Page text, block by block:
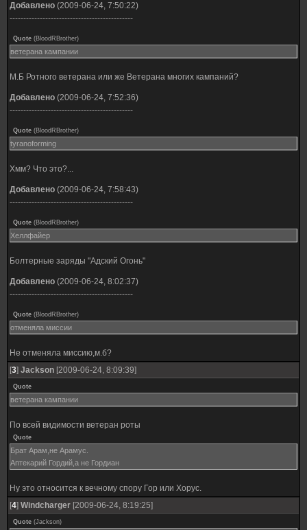
Добавлено (2009-06-24, 7:50:22)
---------------------------------------------
Quote (BloodRBrother)
ветерана кампании
М.Б Ротного ветерана или же Ветерана многих кампаний?
Добавлено (2009-06-24, 7:52:36)
---------------------------------------------
Quote (BloodRBrother)
tyranoforming
Хмм? Что это?...
Добавлено (2009-06-24, 7:58:43)
---------------------------------------------
Quote (BloodRBrother)
Хеллфайер
Болтерные заряды "Адский Огонь"
Добавлено (2009-06-24, 8:02:37)
---------------------------------------------
Quote (BloodRBrother)
отменяла миссии
Не отменяла миссию,м.б?
[3] Jackson [2009-06-24, 8:09:39]
Quote
ветерана кампании
По всей видимости ветеран роты
Quote
Брат Арам,не Арамус.
Аптекарий Гордий,а не Гордиан
Ну это относится к вечному спору Гор или Хорус.
[4] Windcharger [2009-06-24, 8:19:25]
Quote (Jackson)